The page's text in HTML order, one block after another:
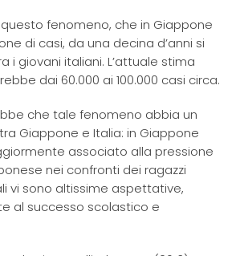
fenomeno, che in Giappone
di casi, da una decina d’anni si
i giovani italiani. L’attuale stima
dai 60.000 ai 100.000 casi circa.
che tale fenomeno abbia un
Giappone e Italia: in Giappone
associato alla pressione
nei confronti dei ragazzi
vi sono altissime aspettative,
al successo scolastico e